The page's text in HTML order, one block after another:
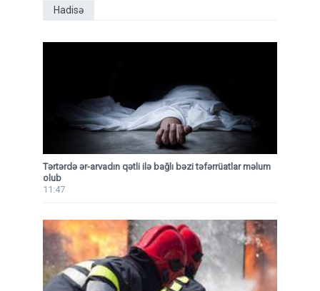
Hadisə
Tərtərdə ər-arvadın qətli ilə bağlı bəzi təfərrüatlar məlum
olub
11:47